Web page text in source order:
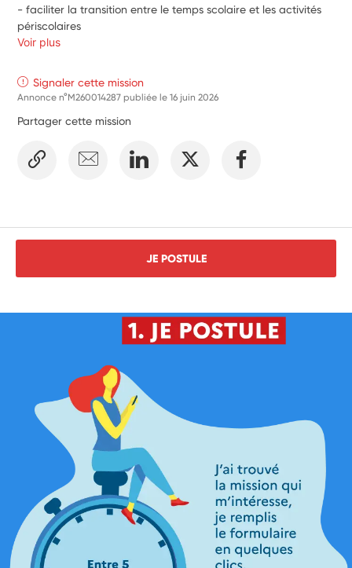
- faciliter la transition entre le temps scolaire et les activités
périscolaires
Voir plus
Signaler cette mission
Annonce n°M260014287 publiée le16 juin 2026
Partager cette mission
JE POSTULE